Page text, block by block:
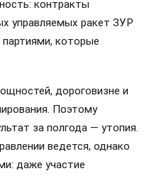
контракты
управляемых ракет ЗУР
которые
дороговизне и
Поэтому
за полгода — утопия.
ведется, однако
даже участие